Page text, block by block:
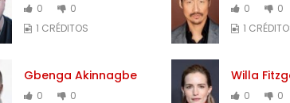
0
0
1 CRÉDITOS
0
0
1
Gbenga Akinnagbe
0
0
Willa
0
0